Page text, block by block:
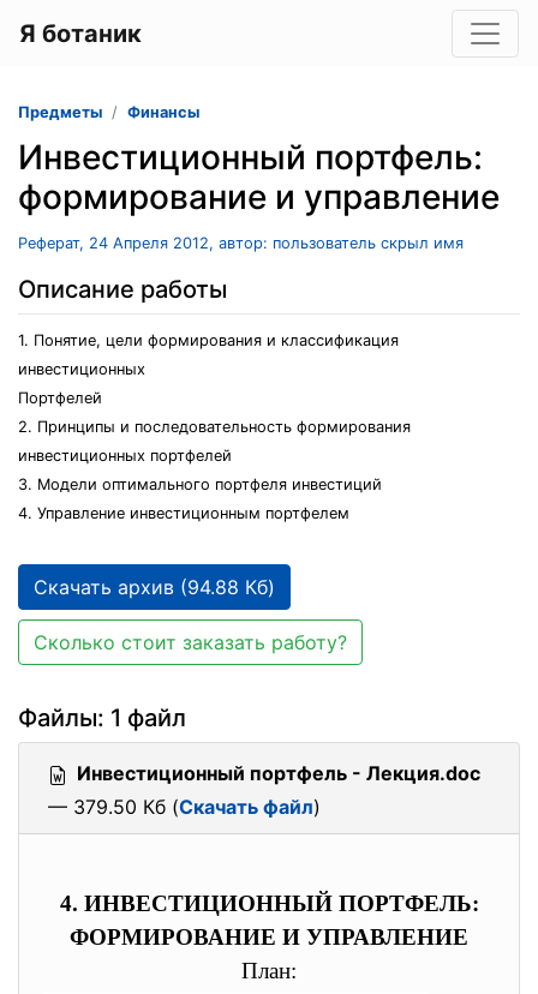
Я ботаник
Предметы Финансы
Инвестиционный портфель:
формирование и управление
Реферат, 24 Апреля 2012, автор: пользователь скрыл имя
Описание работы
1. Понятие, цели формирования и классификация
инвестиционных
Портфелей
2. Принципы и последовательность формирования
инвестиционных портфелей
3. Модели оптимального портфеля инвестиций
4. Управление инвестиционным портфелем
Скачать архив (94.88 Кб)
Сколько стоит заказать работу?
Файлы: 1 файл
Инвестиционный портфель - Лекция.doc
— 379.50 Кб (Скачать файл)
4. ИНВЕСТИЦИОННЫЙ ПОРТФЕЛЬ:
ФОРМИРОВАНИЕ И УПРАВЛЕНИЕ
План: